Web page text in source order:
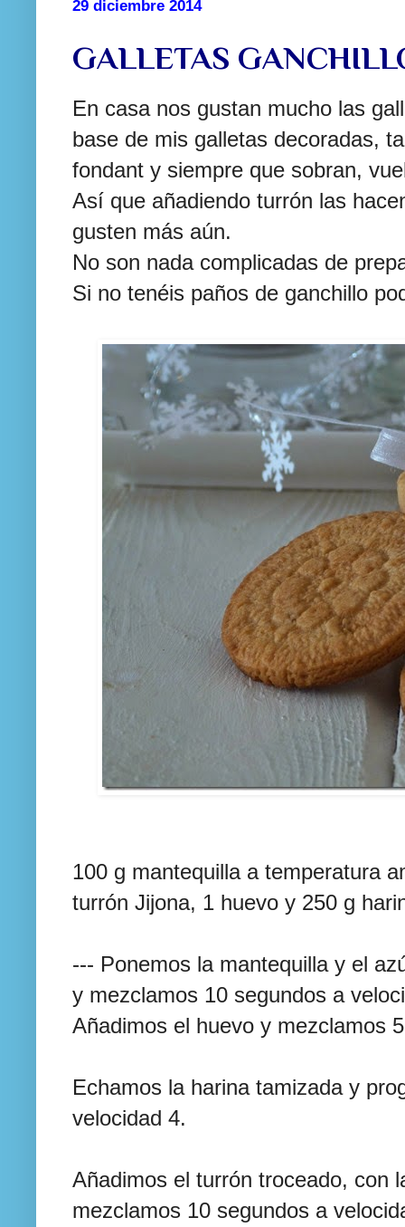
29 diciembre 2014
GALLETAS
En casa nos gustan mucho las
base de mis galletas decoradas,
fondant y siempre que sobran,
Así que añadiendo turrón las
gusten más aún.
No son nada complicadas de
Si no tenéis paños de ganchillo
100 g mantequilla a temperatura
turrón Jijona, 1 huevo y 250 g
--- Ponemos la mantequilla y el
y mezclamos 10 segundos a
Añadimos el huevo y mezclamos
Echamos la harina tamizada y
velocidad 4.
Añadimos el turrón troceado, con
mezclamos 10 segundos a